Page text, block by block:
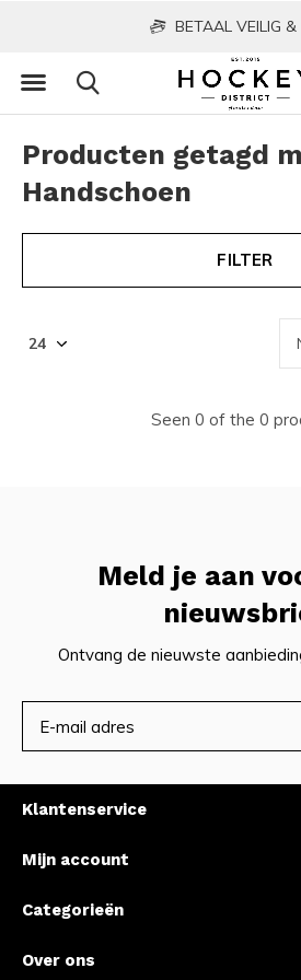
BETAAL VEILIG &
Producten getagd
Handschoen
FILTER
Seen 0 of the 0
Meld je aan
Ontvang de nieuwste
Klantenservice
Mijn account
Categorieën
Over ons